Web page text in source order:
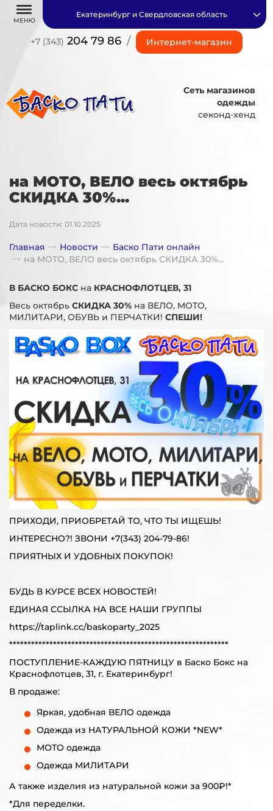
МЕНЮ
+7 (343) 204 79 86 / Интернет-магазин
Екатеринбург и Свердловская область
Сеть магазинов
одежды
секонд-хенд
на МОТО, ВЕЛО весь октябрь
СКИДКА 30%...
Дата новости: 01.10.2025
Главная Новости
Баско Пати онлайн
на МОТО, ВЕЛО весь октябрь СКИДКА 30%...
В БАСКО БОКС на КРАСНОФЛОТЦЕВ, 31
Весь октябрь СКИДКА 30% на ВЕЛО, МОТО,
МИЛИТАРИ, ОБУВЬ и ПЕРЧАТКИ! СПЕШИ!
ПРИХОДИ, ПРИОБРЕТАЙ ТО, ЧТО ТЫ ИЩЕШЬ!
ИНТЕРЕСНО?! ЗВОНИ +7(343) 204-79-86!
ПРИЯТНЫХ И УДОБНЫХ ПОКУПОК!
БУДЬ В КУРСЕ ВСЕХ НОВОСТЕЙ!
ЕДИНАЯ ССЫЛКА НА ВСЕ НАШИ ГРУППЫ
https://taplink.cc/baskoparty_2025
************************************************************
ПОСТУПЛЕНИЕ-КАЖДУЮ ПЯТНИЦУ в Баско Бокс на
Краснофлотцев, 31, г. Екатеринбург!
В продаже:
Яркая, удобная ВЕЛО одежда
Одежда из НАТУРАЛЬНОЙ КОЖИ *NEW*
МОТО одежда
Одежда МИЛИТАРИ
А также изделия из натуральной кожи за 900₽!*
*Для переделки.